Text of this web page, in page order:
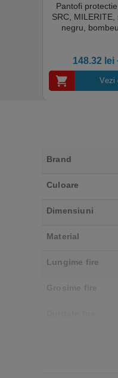
Pantofi
SRC, MILERITE,
negru,
148.32 lei
Vezi
Brand
Culoare
Dimensiuni
Material
Lungime fire